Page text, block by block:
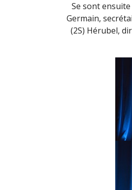
Se sont ensuite
Germain,
(2S) Hérubel,